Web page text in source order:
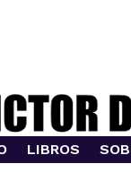
LIBROS